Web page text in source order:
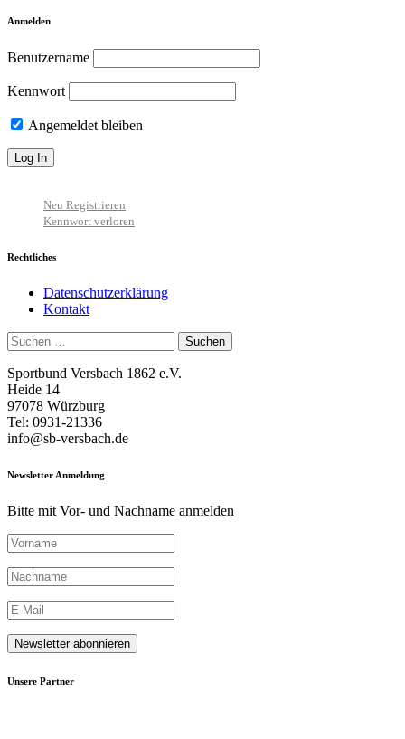
Anmelden
Benutzername
Kennwort
Angemeldet bleiben
Neu Registrieren
Kennwort verloren
Rechtliches
Datenschutzerklärung
Kontakt
Suchen
nach:
Sportbund Versbach 1862 e.V.
Heide 14
97078 Würzburg
Tel: 0931-21336
info@sb-versbach.de
Newsletter Anmeldung
Bitte mit Vor- und Nachname anmelden
Unsere Partner